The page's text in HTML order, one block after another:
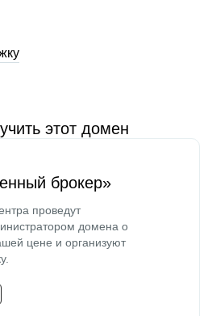
этот домен
брокер»
проведут
домена о
цене и организуют